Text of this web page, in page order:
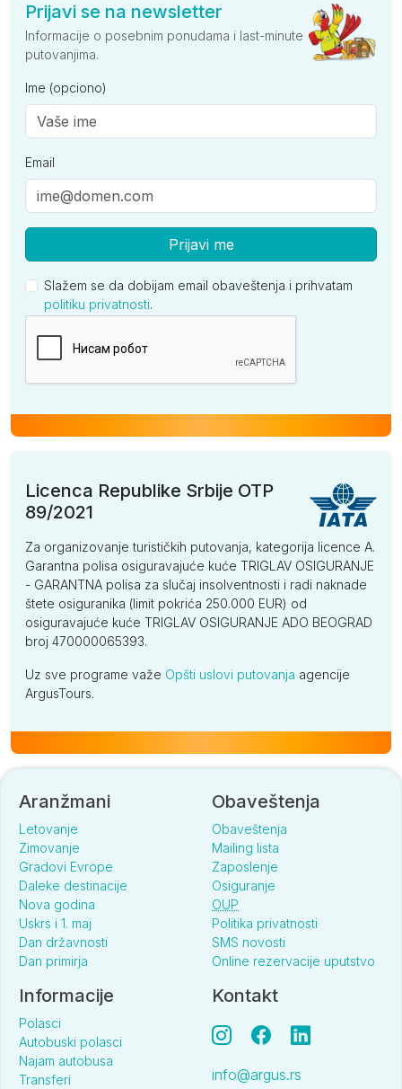
Prijavi se na newsletter
Informacije o posebnim ponudama i last-minute
putovanjima.
Ime (opciono)
Email
Prijavi me
Slažem se da dobijam email obaveštenja i prihvatam
politiku privatnosti.
Licenca Republike Srbije OTP
89/2021
Za organizovanje turističkih putovanja, kategorija licence A.
Garantna polisa osiguravajuće kuće TRIGLAV OSIGURANJE
- GARANTNA polisa za slučaj insolventnosti i radi naknade
štete osiguranika (limit pokrića 250.000 EUR) od
osiguravajuće kuće TRIGLAV OSIGURANJE ADO BEOGRAD
broj 470000065393.
Uz sve programe važe Opšti uslovi putovanja agencije
ArgusTours.
Aranžmani
Letovanje
Zimovanje
Gradovi Evrope
Daleke destinacije
Nova godina
Uskrs i 1. maj
Dan državnosti
Dan primirja
Obaveštenja
Obaveštenja
Mailing lista
Zaposlenje
Osiguranje
OUP
Politika privatnosti
SMS novosti
Online rezervacije uputstvo
Informacije
Polasci
Autobuski polasci
Najam autobusa
Transferi
Kontakt
info@argus.rs